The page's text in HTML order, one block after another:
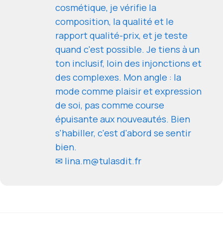
cosmétique, je vérifie la
composition, la qualité et le
rapport qualité-prix, et je teste
quand c'est possible. Je tiens à un
ton inclusif, loin des injonctions et
des complexes. Mon angle : la
mode comme plaisir et expression
de soi, pas comme course
épuisante aux nouveautés. Bien
s'habiller, c'est d'abord se sentir
bien.
✉ lina.m@tulasdit.fr